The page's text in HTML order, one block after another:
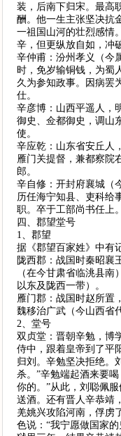
装，后南下归宋。最高
酬。他一生主张坚决抗
一祖国山河的壮烈感情
辛，但更纵放自如，冲
辛仲甫：汾州孝义（今
时，免岁输铜钱，为蜀
久为参知政事。因病罢
仕。
辛彦博：山西平遥人，
御史、佥都御史，调山
使。
辛应乾：山东省安丘人
雁门关提督，兼都察院
郎。
辛自修：开封府襄城（
历任海宁知县、吏科给
职。卒于工部尚书任上。
四、郡望堂号
1、郡望
据《郡望百家姓》中有
陇西郡：战国时秦昭襄
（在今甘肃省临洮县
以东及陇西一带）。
雁门郡：战国时赵所置
魏移治广武（今山西省
2、堂号
双贞堂：晋朝辛勉，博
侍中，跟着皇帝到了平
归刘。辛勉坚决拒绝。
杀。”辛勉端起酒来要
你的。”从此，刘聪佩
送酒。还有晋人辛恭靖
羌姚兴攻陷河南，俘虏
色说：“我宁愿做国家